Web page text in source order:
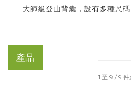
大師級登山背囊，設有多種尺
產品
1 至 9 / 9 件